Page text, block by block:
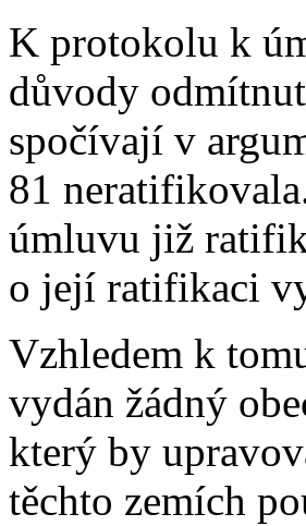
K protokolu k
důvody
spočívají v
81
úmluvu již
o její ratifikaci
Vzhledem k
vydán žádný
který by
těchto zemích